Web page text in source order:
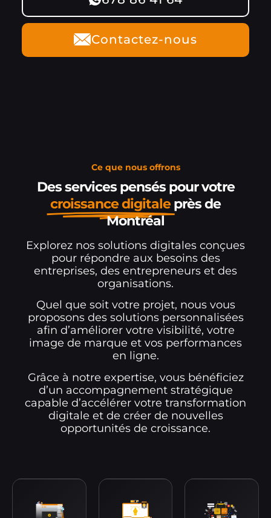
Contactez-nous
Ce que nous offrons
Des services pensés pour votre
croissance digitale près de
Montréal
Explorez nos solutions digitales conçues
pour répondre aux besoins des
entreprises, des entrepreneurs et des
organisations.
Quel que soit votre projet, nous vous
proposons des solutions personnalisées
afin d’améliorer votre visibilité, votre
image de marque et vos performances
en ligne.
Grâce à notre expertise, vous bénéficiez
d’un accompagnement stratégique
capable d’accélérer votre transformation
digitale et de créer de nouvelles
opportunités de croissance.